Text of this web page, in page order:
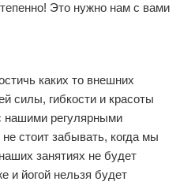
Это нужно нам с вами
каких то внешних
силы, гибкости и красоты
нашими регулярными
стоит забывать, когда мы
занятиях не будет
и йогой нельзя будет